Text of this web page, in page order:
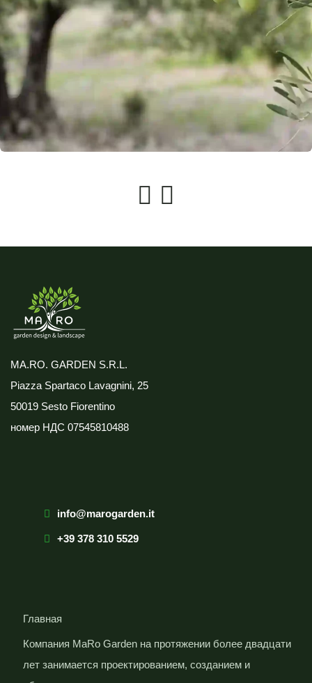
MA.RO. GARDEN S.R.L.
Piazza Spartaco Lavagnini, 25
50019 Sesto Fiorentino
номер НДС 07545810488
info@marogarden.it
+39 378 310 5529
Главная
Компания MaRo Garden на протяжении более двадцати
лет занимается проектированием, созданием и